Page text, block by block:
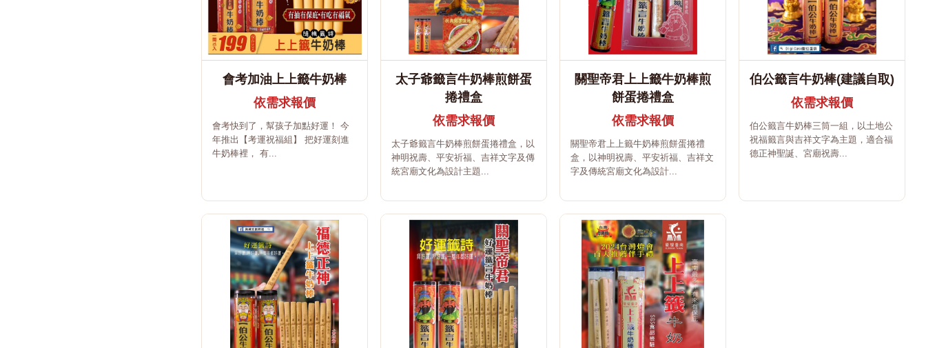
會考加油上上籤牛奶棒
依需求報價
會考快到了，幫孩子加點好運！ 今
年推出【考運祝福組】 把好運刻進
牛奶棒裡， 有...
太子爺籤言牛奶棒煎餅蛋
捲禮盒
依需求報價
太子爺籤言牛奶棒煎餅蛋捲禮盒，以
神明祝壽、平安祈福、吉祥文字及傳
統宮廟文化為設計主題...
關聖帝君上上籤牛奶棒煎
餅蛋捲禮盒
依需求報價
關聖帝君上上籤牛奶棒煎餅蛋捲禮
盒，以神明祝壽、平安祈福、吉祥文
字及傳統宮廟文化為設計...
伯公籤言牛奶棒(建議自取)
依需求報價
伯公籤言牛奶棒三筒一組，以土地公
祝福籤言與吉祥文字為主題，適合福
德正神聖誕、宮廟祝壽...